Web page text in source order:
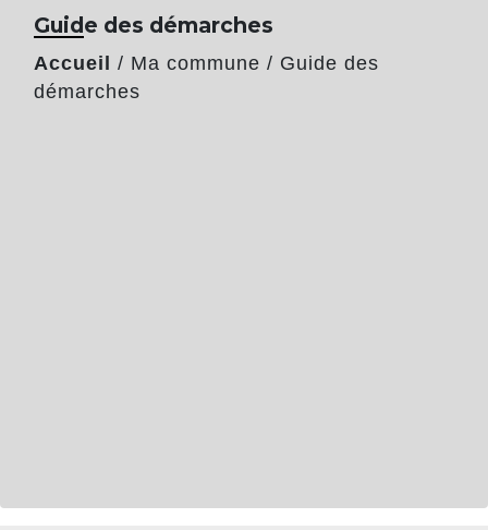
Guide des démarches
Accueil / Ma commune / Guide des
démarches